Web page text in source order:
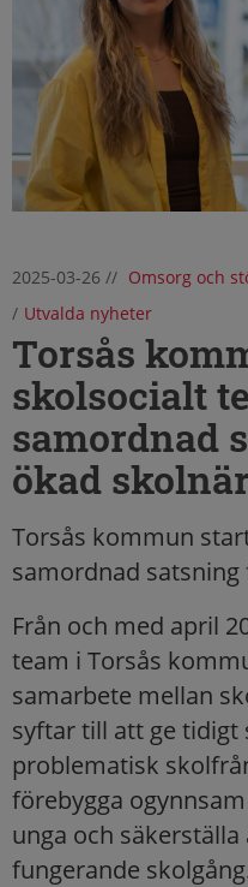
2025-03-26 // Omsorg och
/ Utvalda nyheter
Torsås
skolsocialt
samordnad
ökad
Torsås kommun
samordnad
Från och med april
team i Torsås
samarbete mellan
syftar till att ge tidigt
problematisk
förebygga
unga och
fungerande